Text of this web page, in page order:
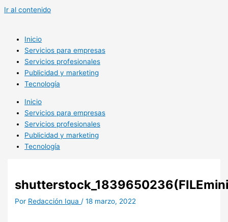
Ir al contenido
Inicio
Servicios para empresas
Servicios profesionales
Publicidad y marketing
Tecnología
Inicio
Servicios para empresas
Servicios profesionales
Publicidad y marketing
Tecnología
Por Redacción Iqua /18 marzo, 2022